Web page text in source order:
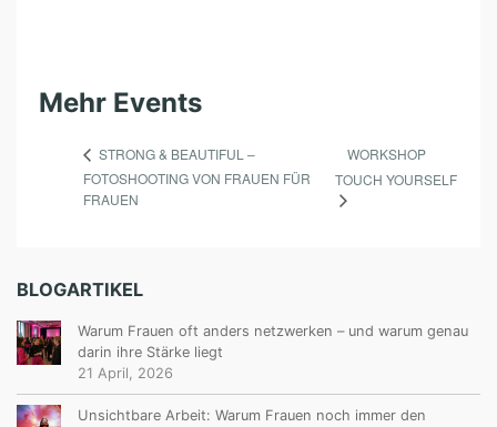
I
N
Mehr Events
STRONG & BEAUTIFUL –
FOTOSHOOTING VON FRAUEN FÜR
FRAUEN
WORKSHOP
TOUCH YOURSELF
BLOGARTIKEL
Warum Frauen oft anders netzwerken – und warum genau
darin ihre Stärke liegt
21 April, 2026
Unsichtbare Arbeit: Warum Frauen noch immer den